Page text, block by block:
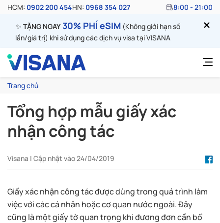
HCM: 0902 200 454HN: 0968 354 027 8:00 - 21:00
✨ TẶNG NGAY30% PHÍ eSIM (Không giới hạn số
lần/giá trị) khi sử dụng các dịch vụ visa tại VISANA
Trang chủ
Tổng hợp mẫu giấy xác
nhận công tác
Visana | Cập nhật vào 24/04/2019
Giấy xác nhận công tác được dùng trong quá trình làm
việc với các cá nhân hoặc cơ quan nước ngoài. Đây
cũng là một giấy tờ quan trọng khi đương đơn cần bổ